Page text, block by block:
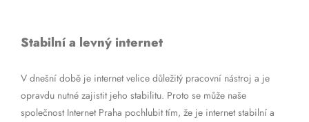
Stabilní a levný internet
V dnešní době je internet velice důležitý pracovní nástroj a je
opravdu nutné zajistit jeho stabilitu. Proto se může naše
společnost Internet Praha pochlubit tím, že je internet stabilní a